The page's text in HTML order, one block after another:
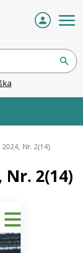
Nr. 2(14)
Nr. 2(14)